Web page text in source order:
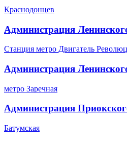
Краснодонцев
Администрация
Станция метро Двигатель
Администрация
метро Заречная
Администрация
Батумская